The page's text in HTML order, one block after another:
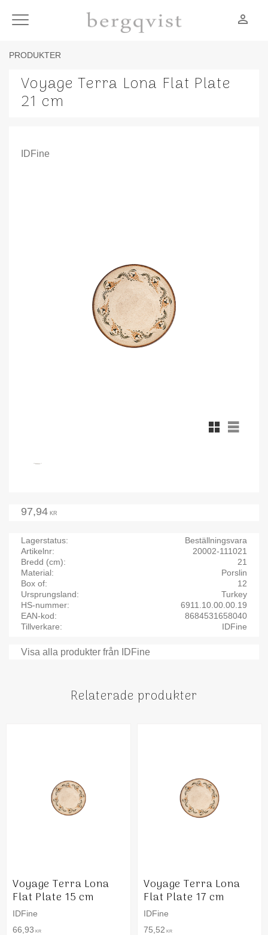
Meny person_outline
PRODUKTER
Voyage Terra Lona Flat Plate
21 cm
IDFine
Rutnätsvy
Listvy
97,94 KR
Lagerstatus
Beställningsvara
Artikelnr
20002-111021
Bredd (cm)
21
Material
Porslin
Box of
12
Ursprungsland
Turkey
HS-nummer
6911.10.00.00.19
EAN-kod
8684531658040
Tillverkare
IDFine
Visa alla produkter från IDFine
Relaterade produkter
Voyage Terra Lona
Flat Plate 15 cm
IDFine
66,93 KR
Voyage Terra Lona
Flat Plate 17 cm
IDFine
75,52 KR